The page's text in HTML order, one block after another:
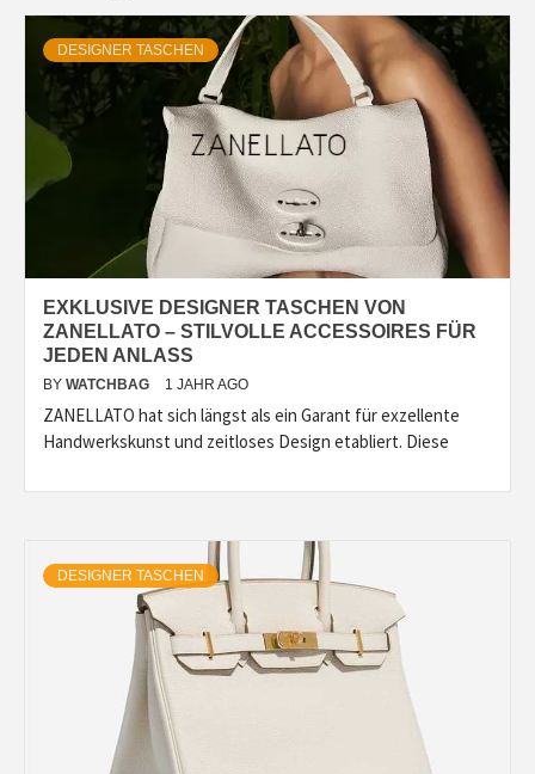
DESIGNER TASCHEN
EXKLUSIVE DESIGNER TASCHEN VON
ZANELLATO – STILVOLLE ACCESSOIRES FÜR
JEDEN ANLASS
BY WATCHBAG 1 JAHR AGO
ZANELLATO hat sich längst als ein Garant für exzellente
Handwerkskunst und zeitloses Design etabliert. Diese
DESIGNER TASCHEN